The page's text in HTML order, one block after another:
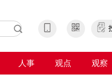
人事 观点 观察